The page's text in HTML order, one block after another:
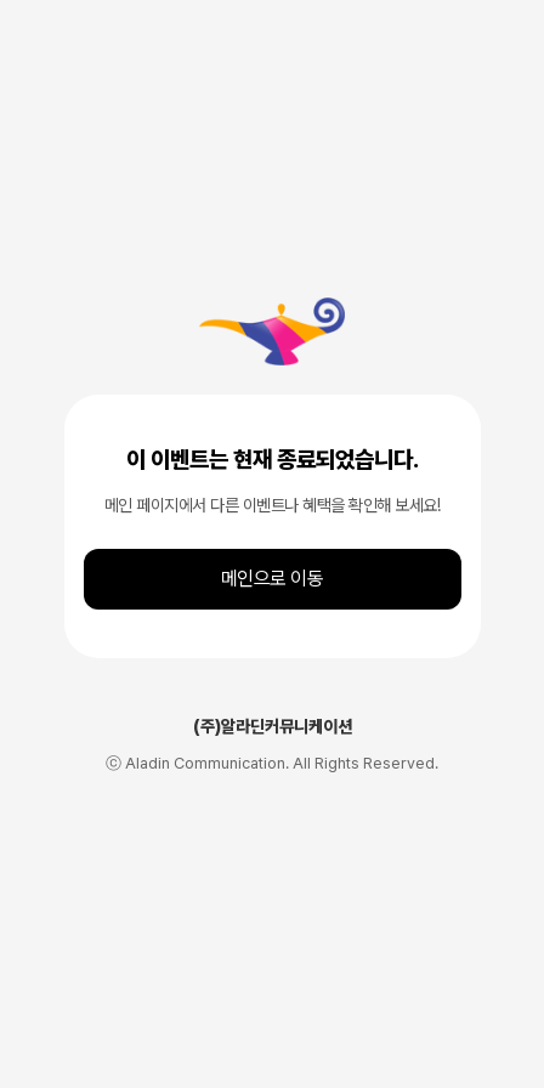
이 이벤트는 현재 종료되었습니다.
메인 페이지에서 다른 이벤트나 혜택을 확인해 보세요!
메인으로 이동
(주)알라딘커뮤니케이션
ⓒ Aladin Communication. All Rights Reserved.